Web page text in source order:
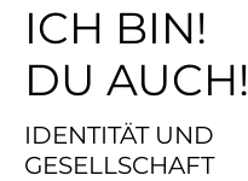
ICH BIN!
DU AUCH!
IDENTITÄT UND
GESELLSCHAFT